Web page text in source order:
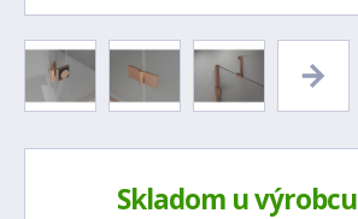
Skladom u výrobcu